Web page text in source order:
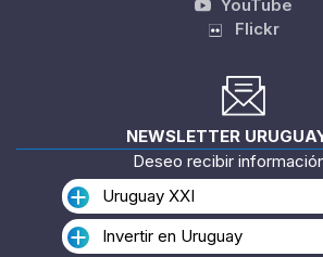
SÍGUENOS EN
Linkedin
Instagram
YouTube
Flickr